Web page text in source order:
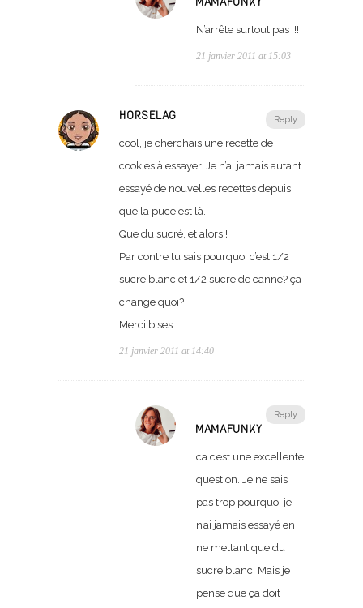
N’arrête surtout pas !!!
21 janvier 2011 at 15:03
Reply
HORSELAG
cool, je cherchais une recette de
cookies à essayer. Je n’ai jamais autant
essayé de nouvelles recettes depuis
que la puce est là.
Que du sucré, et alors!!
Par contre tu sais pourquoi c’est 1/2
sucre blanc et 1/2 sucre de canne? ça
change quoi?
Merci bises
21 janvier 2011 at 14:40
Reply
MAMAFUNKY
ca c’est une excellente
question. Je ne sais
pas trop pourquoi je
n’ai jamais essayé en
ne mettant que du
sucre blanc. Mais je
pense que ça doit